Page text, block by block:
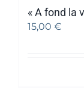
« A fond la
15,00 €